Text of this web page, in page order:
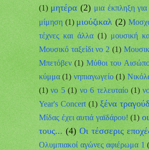
(1) μητέρα (2) μια έκπληξη
μίμηση (1) μιούζικαλ (2)
τέχνες και άλλα (1) μουσική
Μουσικό ταξείδι νο 2 (1)
Μπετόβεν (1) Μύθοι του
κύμμα (1) νηπιαγωγείο (1)
(1) νο 5 (1) νο 6 τελευταίο (1)
Year's Concert (1) ξένα
Μίδας έχει αυτιά γαϊδάρου! (1)
τους... (4) Οι τέσσερις
Ολυμπιακοί αγώνες αφιέρωμα 1